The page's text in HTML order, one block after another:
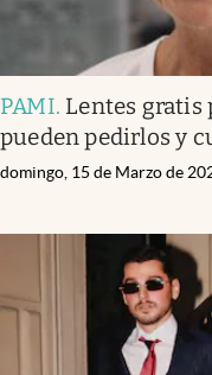
PAMI. Lentes gratis
pueden pedirlos y
domingo, 15 de Marzo de